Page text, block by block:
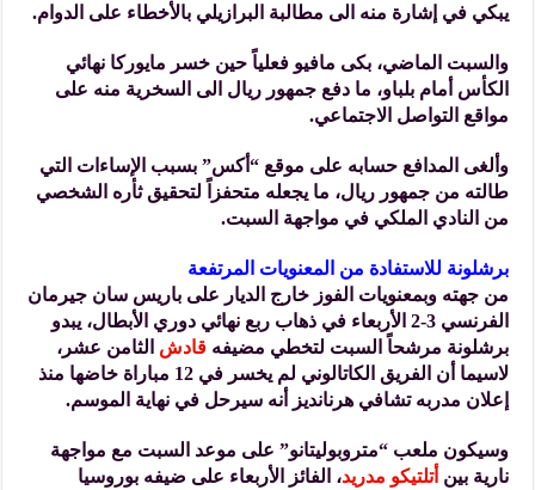
يبكي في إشارة منه الى مطالبة البرازيلي بالأخطاء على الدوام.
والسبت الماضي، بكى مافيو فعلياً حين خسر مايوركا نهائي
الكأس أمام بلباو، ما دفع جمهور ريال الى السخرية منه على
مواقع التواصل الاجتماعي.
وألغى المدافع حسابه على موقع “أكس” بسبب الإساءات التي
طالته من جمهور ريال، ما يجعله متحفزاً لتحقيق ثأره الشخصي
من النادي الملكي في مواجهة السبت.
برشلونة للاستفادة من المعنويات المرتفعة
من جهته وبمعنويات الفوز خارج الديار على باريس سان جيرمان
الفرنسي 3-2 الأربعاء في ذهاب ربع نهائي دوري الأبطال، يبدو
برشلونة مرشحاً السبت لتخطي مضيفهقادش الثامن عشر،
لاسيما أن الفريق الكاتالوني لم يخسر في 12 مباراة خاضها منذ
إعلان مدربه تشافي هرنانديز أنه سيرحل في نهاية الموسم.
وسيكون ملعب “متروبوليتانو” على موعد السبت مع مواجهة
نارية بين أتلتيكو مدريد، الفائز الأربعاء على ضيفه بوروسيا